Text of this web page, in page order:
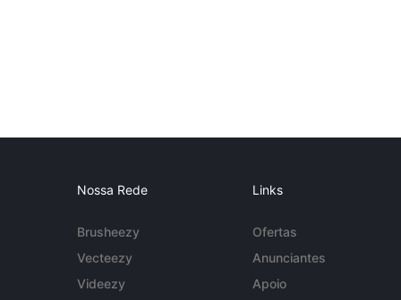
Nossa Rede
Brusheezy
Vecteezy
Videezy
Links
Ofertas
Anunciantes
Apoio